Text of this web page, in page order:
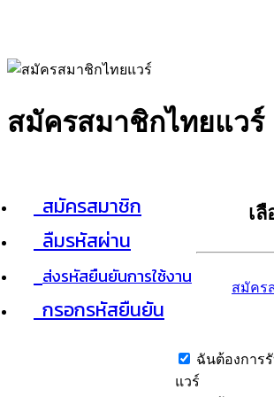
สมัครสมาชิกไทยแวร์
สมัครสมาชิก
ลืมรหัสผ่าน
ส่งรหัสยืนยันการใช้งาน
กรอกรหัสยืนยัน
เ
สมัคร
ฉันต้องการ
แวร์